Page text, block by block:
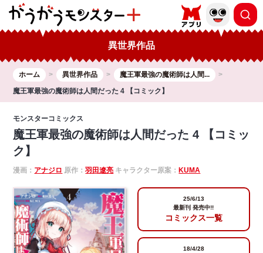
異世界作品
ホーム 異世界作品
魔王軍最強の魔術師は人間...
魔王軍最強の魔術師は人間だった 4 【コミック】
モンスターコミックス
魔王軍最強の魔術師は人間だった 4 【コミッ
ク】
漫画： アナジロ 原作：羽田遼亮 キャラクター原案： KUMA
25/6/13
最新刊 発売中!!
コミックス一覧
18/4/28